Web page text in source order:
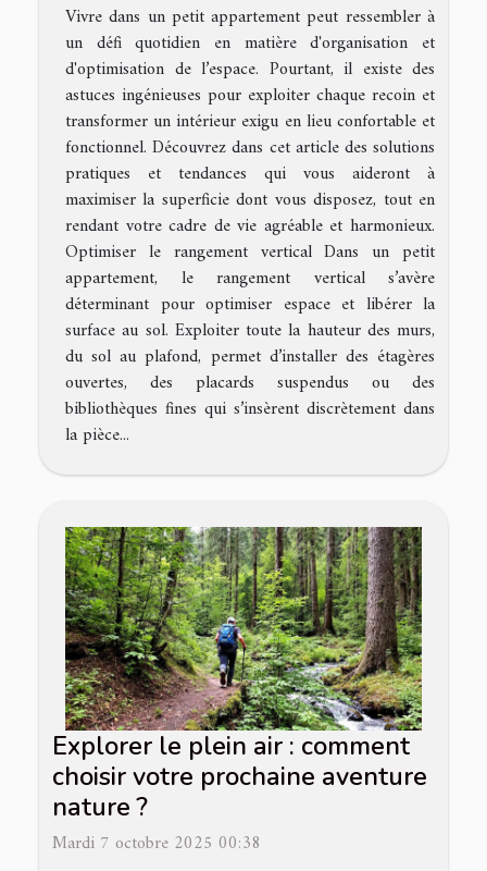
Vivre dans un petit appartement peut ressembler à
un défi quotidien en matière d'organisation et
d'optimisation de l’espace. Pourtant, il existe des
astuces ingénieuses pour exploiter chaque recoin et
transformer un intérieur exigu en lieu confortable et
fonctionnel. Découvrez dans cet article des solutions
pratiques et tendances qui vous aideront à
maximiser la superficie dont vous disposez, tout en
rendant votre cadre de vie agréable et harmonieux.
Optimiser le rangement vertical Dans un petit
appartement, le rangement vertical s’avère
déterminant pour optimiser espace et libérer la
surface au sol. Exploiter toute la hauteur des murs,
du sol au plafond, permet d’installer des étagères
ouvertes, des placards suspendus ou des
bibliothèques fines qui s’insèrent discrètement dans
la pièce...
Explorer le plein air : comment
choisir votre prochaine aventure
nature ?
Mardi 7 octobre 2025 00:38